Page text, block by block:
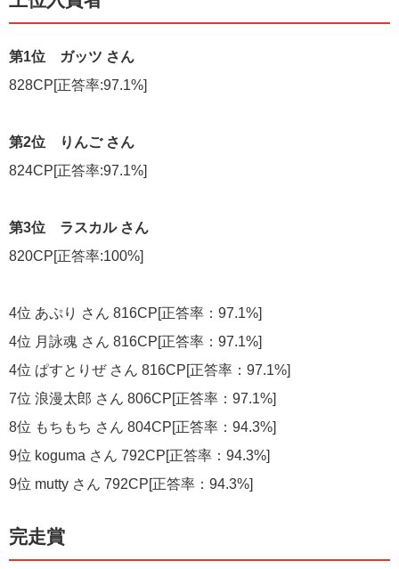
第1位 ガッツ さん
828CP[正答率:97.1%]
第2位 りんご さん
824CP[正答率:97.1%]
第3位 ラスカル さん
820CP[正答率:100%]
4位 あぷり さん 816CP[正答率：97.1%]
4位 月詠魂 さん 816CP[正答率：97.1%]
4位 ぱすとりぜ さん 816CP[正答率：97.1%]
7位 浪漫太郎 さん 806CP[正答率：97.1%]
8位 もちもち さん 804CP[正答率：94.3%]
9位 koguma さん 792CP[正答率：94.3%]
9位 mutty さん 792CP[正答率：94.3%]
完走賞